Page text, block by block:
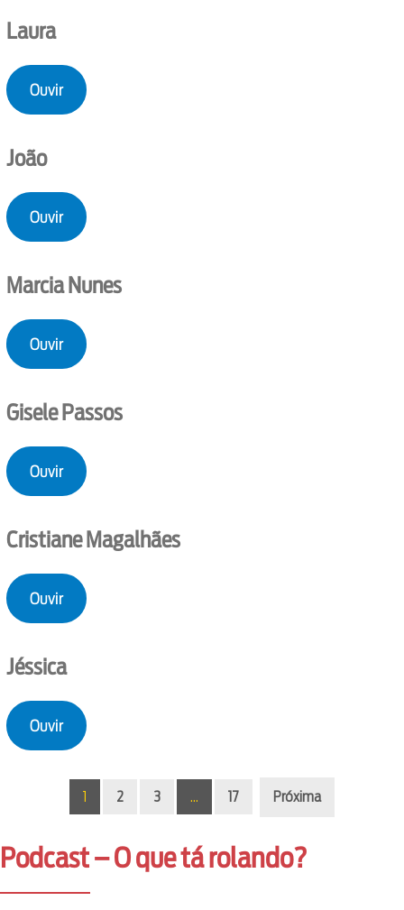
Laura
Ouvir
João
Ouvir
Marcia Nunes
Ouvir
Gisele Passos
Ouvir
Cristiane Magalhães
Ouvir
Jéssica
Ouvir
1 2 3 … 17 Próxima
Podcast – O que tá rolando?